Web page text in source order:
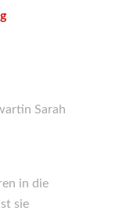
Sarah
in die
sie